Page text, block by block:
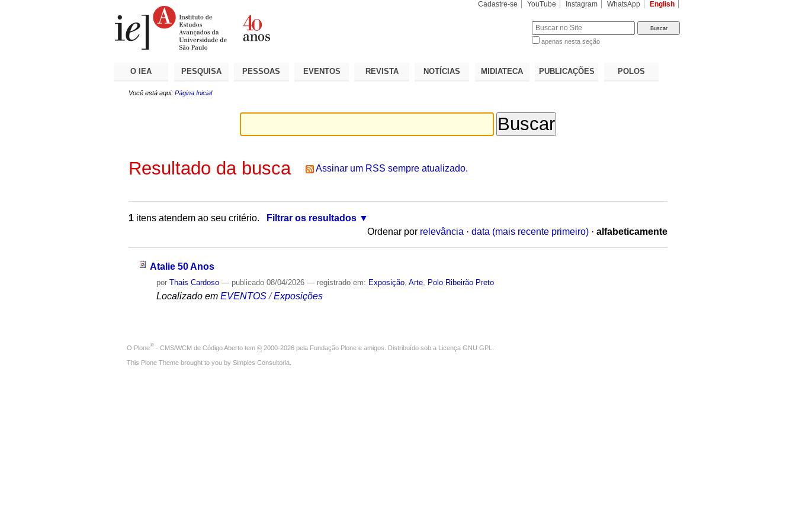
Cadastre-se YouTube Instagram WhatsApp English
apenas nesta seção
O IEA PESQUISA PESSOAS EVENTOS REVISTA NOTÍCIAS MIDIATECA PUBLICAÇÕES POLOS
Você está aqui: Página Inicial
Resultado da busca Assinar um RSS sempre atualizado.
1 itens atendem ao seu critério.
Filtrar os resultados
Ordenar por relevância · data (mais recente primeiro) · alfabeticamente
Atalie 50 Anos
porThais Cardoso — publicado 08/04/2026— registrado em: Exposição ,Arte Polo Ribeirão Preto
Localizado em EVENTOS /Exposições
O Plone® - CMS/WCM de Código Aberto tem © 2000-2026 pela Fundação Plone e amigos. Distribuído sob a Licença GNU GPL
This Plone Theme brought to you by Simples Consultoria